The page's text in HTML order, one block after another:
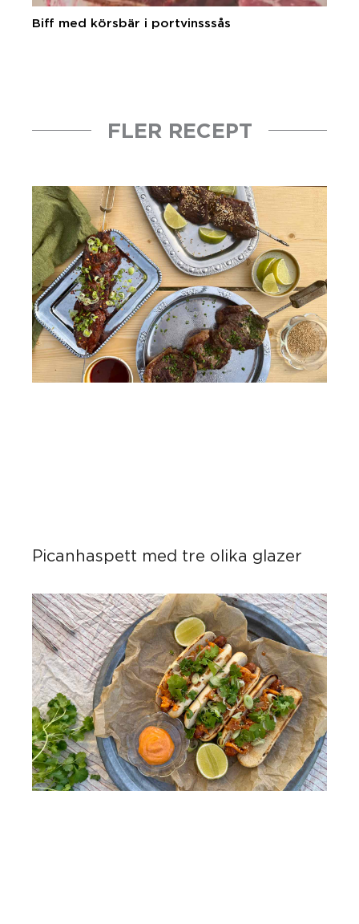
Biff med körsbär i portvinsssås
FLER RECEPT
Picanhaspett med tre olika glazer